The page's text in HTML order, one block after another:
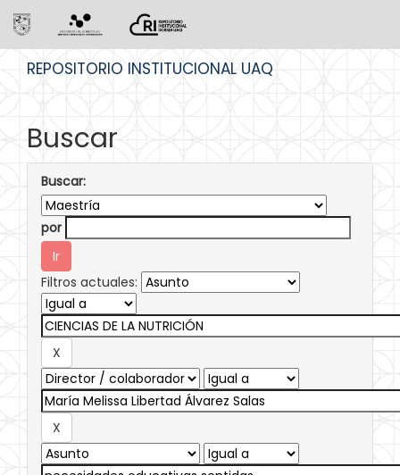
REPOSITORIO INSTITUCIONAL UAQ
Buscar
Buscar:
por
Filtros actuales: